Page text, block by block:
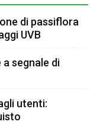
di passiflora
UVB
segnale di
utenti: